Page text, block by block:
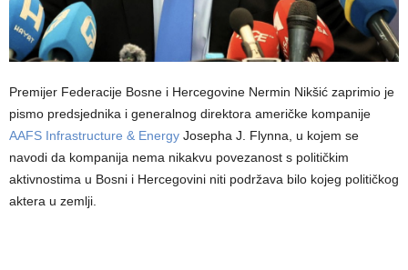
Premijer Federacije Bosne i Hercegovine Nermin Nikšić zaprimio je
pismo predsjednika i generalnog direktora američke kompanije
AAFS Infrastructure & Energy Josepha J. Flynna, u kojem se
navodi da kompanija nema nikakvu povezanost s političkim
aktivnostima u Bosni i Hercegovini niti podržava bilo kojeg političkog
aktera u zemlji.